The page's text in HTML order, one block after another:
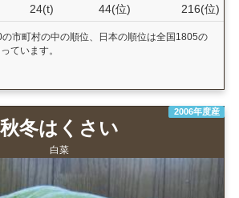
24(t) 44(位) 216(位)
市町村の中の順位、日本の順位は全国1805の
ています。
2006年度産
秋冬はくさい
白菜